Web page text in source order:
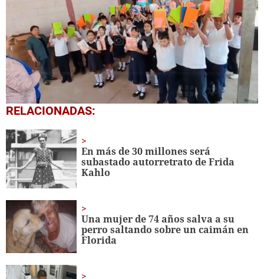
0
seconds
1
minute,
56
seconds
RELACIONADAS:
En más de 30 millones será
subastado autorretrato de Frida
Kahlo
Una mujer de 74 años salva a su
perro saltando sobre un caimán en
Florida